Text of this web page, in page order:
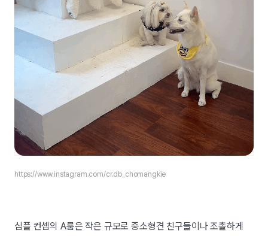
https://www.instagram.com/cr.db_chomangkie
심플 컨셉의 A룸은 작은 규모로 중소형견 친구들이나 조촐하게